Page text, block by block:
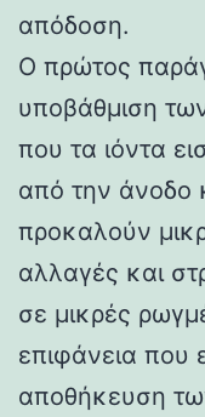
απόδοση.
Ο πρώτος
υποβάθμιση
που τα ιόντα
από την άνοδο
προκαλούν
αλλαγές και
σε μικρές
επιφάνεια που
αποθήκευση